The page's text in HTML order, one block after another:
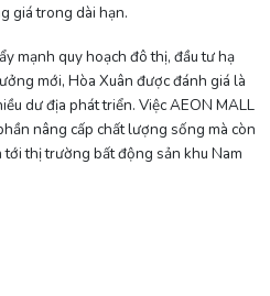
giá trong dài hạn.
mạnh quy hoạch đô thị, đầu tư hạ
mới, Hòa Xuân được đánh giá là
dư địa phát triển. Việc AEON MALL
nâng cấp chất lượng sống mà còn
thị trường bất động sản khu Nam